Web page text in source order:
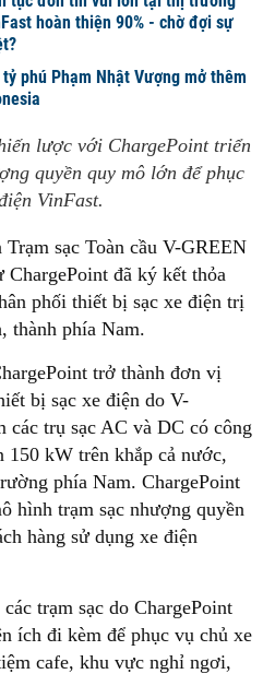
hoàn thiện 90% - chờ đợi sự
phú Phạm Nhật Vượng mở thêm
lược với ChargePoint triển
quyền quy mô lớn để phục
VinFast.
sạc Toàn cầu V-GREEN
đã ký kết thỏa
phối thiết bị sạc xe điện trị
thành phía Nam.
trở thành đơn vị
bị sạc xe điện do V-
các trụ sạc AC và DC có công
150 kW trên khắp cả nước,
phía Nam. ChargePoint
hình trạm sạc nhượng quyền
hàng sử dụng xe điện
trạm sạc do ChargePoint
ích đi kèm để phục vụ chủ xe
cafe, khu vực nghỉ ngơi,